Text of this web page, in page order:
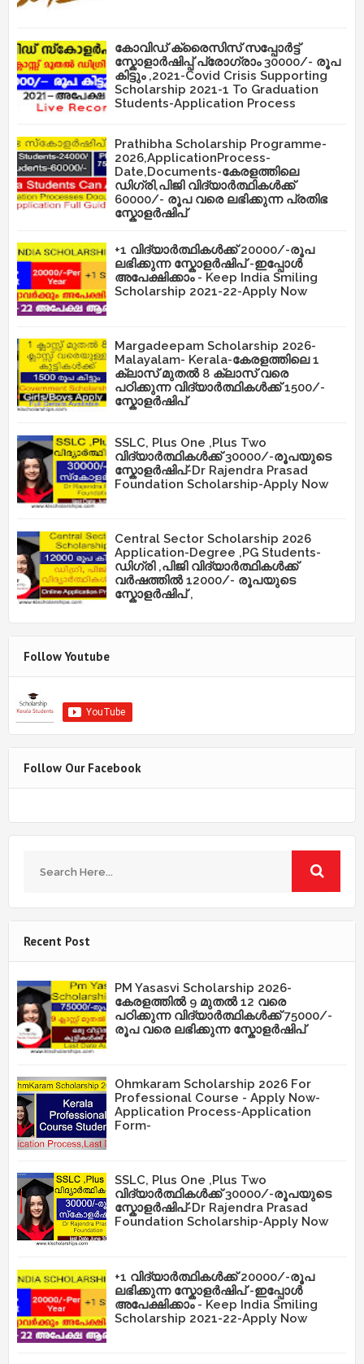
കോവിഡ് ക്രൈസിസ് സപ്പോർട്ട്
സ്കോളാർഷിപ്പ് പ്രോഗ്രാം 30000/- രൂപ
കിട്ടും ,2021-Covid Crisis Supporting
Scholarship 2021-1 To Graduation
Students-Application Process
Prathibha Scholarship Programme-
2026,ApplicationProcess-
Date,Documents-കേരളത്തിലെ
ഡിഗ്രി,പിജി വിദ്യാർത്ഥികൾക്ക്
60000/- രൂപ വരെ ലഭിക്കുന്ന പ്രതിഭ
സ്കോളർഷിപ്
+1 വിദ്യാർത്ഥികൾക്ക് 20000/-രൂപ
ലഭിക്കുന്ന സ്കോളർഷിപ് -ഇപ്പോൾ
അപേക്ഷിക്കാം - Keep India Smiling
Scholarship 2021-22-Apply Now
Margadeepam Scholarship 2026-
Malayalam- Kerala-കേരളത്തിലെ 1
ക്ലാസ് മുതൽ 8 ക്ലാസ് വരെ
പഠിക്കുന്ന വിദ്യാർത്ഥികൾക്ക് 1500/-
സ്കോളർഷിപ്
SSLC, Plus One ,Plus Two
വിദ്യാർത്ഥികൾക്ക് 30000/-രൂപയുടെ
സ്കോളർഷിപ്-Dr Rajendra Prasad
Foundation Scholarship-Apply Now
Central Sector Scholarship 2026
Application-Degree ,PG Students-
ഡിഗ്രി ,പിജി വിദ്യാർത്ഥികൾക്ക്
വർഷത്തിൽ 12000/- രൂപയുടെ
സ്കോളർഷിപ് ,
Follow Youtube
Follow Our Facebook
Recent Post
PM Yasasvi Scholarship 2026-
കേരളത്തിൽ 9 മുതൽ 12 വരെ
പഠിക്കുന്ന വിദ്യാർത്ഥികൾക്ക് 75000/-
രൂപ വരെ ലഭിക്കുന്ന സ്കോളർഷിപ്
Ohmkaram Scholarship 2026 For
Professional Course - Apply Now-
Application Process-Application
Form-
SSLC, Plus One ,Plus Two
വിദ്യാർത്ഥികൾക്ക് 30000/-രൂപയുടെ
സ്കോളർഷിപ്-Dr Rajendra Prasad
Foundation Scholarship-Apply Now
+1 വിദ്യാർത്ഥികൾക്ക് 20000/-രൂപ
ലഭിക്കുന്ന സ്കോളർഷിപ് -ഇപ്പോൾ
അപേക്ഷിക്കാം - Keep India Smiling
Scholarship 2021-22-Apply Now